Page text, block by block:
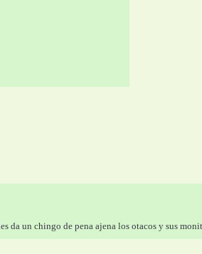
da un chingo de pena ajena los otacos y sus